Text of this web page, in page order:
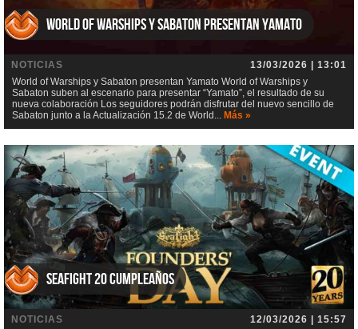
World of Warships y Sabaton presentan Yamato
NOTICIAS
13/03/2026 | 13:01
World of Warships y Sabaton presentan Yamato World of Warships y
Sabaton suben al escenario para presentar “Yamato”, el resultado de su
nueva colaboración Los seguidores podrán disfrutar del nuevo sencillo de
Sabaton junto a la Actualización 15.2 de World... Más »
Seafight 20 cumpleaños
NOTICIAS
12/03/2026 | 15:57